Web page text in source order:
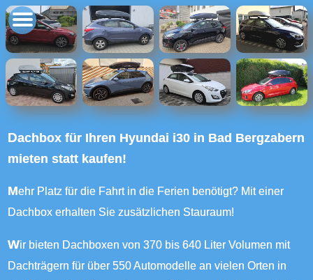
Dachbox für Ihren Hyundai i30 in Bad Bergzabern
mieten statt kaufen!
Mehr Platz für die Fahrt in die Ferien benötigt? Mit einer
Dachbox erhalten Sie zusätzlichen Stauraum!
Wir bieten Dachboxen von 370 bis 640 Liter Volumen mit
Dachträgern für über 550 Automodelle an vielen Orten in